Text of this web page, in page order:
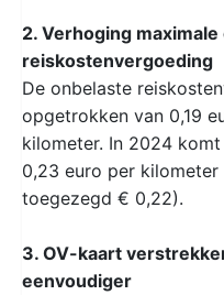
2. Verhoging
reiskostenvergoeding
De onbelaste
opgetrokken van 0,19
kilometer. In 2024
0,23 euro per
toegezegd € 0,22).
3. OV-kaart
eenvoudiger